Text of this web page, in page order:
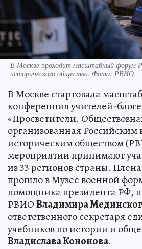
В Москве проходит масштабный форум
исторического общества. Фото: РВИО
В Москве стартовала
конференция учителей-
«Просветители.
организованная Российским
историческим обществом
мероприятии принимают
из 33 регионов страны.
прошло в Музее военной
помощника президента РФ,
РВИОВладимира
ответственного секретаря
учебников по истории и
Владислава Кононова.